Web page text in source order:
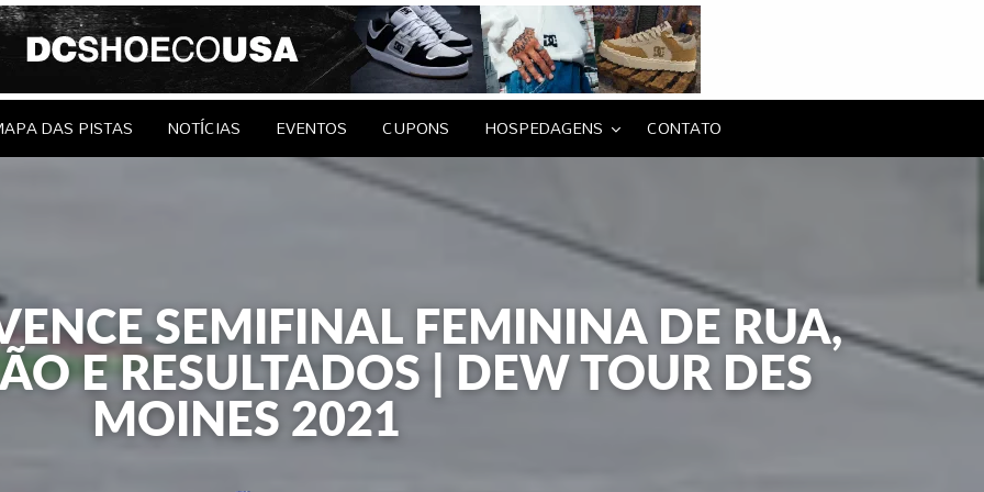
CONTATO
Brasil
DAS PISTAS NOTÍCIAS EVENTOS CUPONS HOSPEDAGENS CONTATO
SEMIFINAL FEMININA DE RUA,
E RESULTADOS | DEW TOUR DES
MOINES 2021